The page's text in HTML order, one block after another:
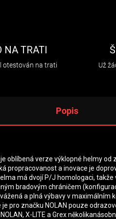
NA TRATI
otestován na trati Už
Popis
oblíbená verze výklopné helmy od
propracovanost a inovace je
má dvojí P/J homologaci,
bradovým chráničem
a plná výbavy v maximálním
je pro značku NOLAN pouze
X-LITE a Grex